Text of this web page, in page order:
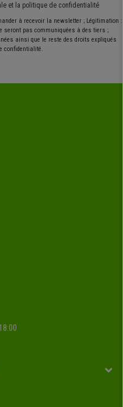
et la politique de confidentialité
à recevoir la newsletter ; Légitimation :
seront pas communiquées à des tiers ;
ainsi que le reste des droits expliqués
confidentialité.